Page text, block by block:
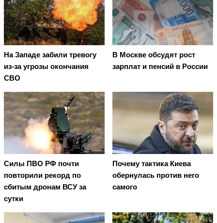
На Западе забили тревогу
из-за угрозы окончания
СВО
В Москве обсудят рост
зарплат и пенсий в России
Cилы ПВО РФ почти
повторили рекорд по
сбитым дронам ВСУ за
сутки
Почему тактика Киева
обернулась против него
самого